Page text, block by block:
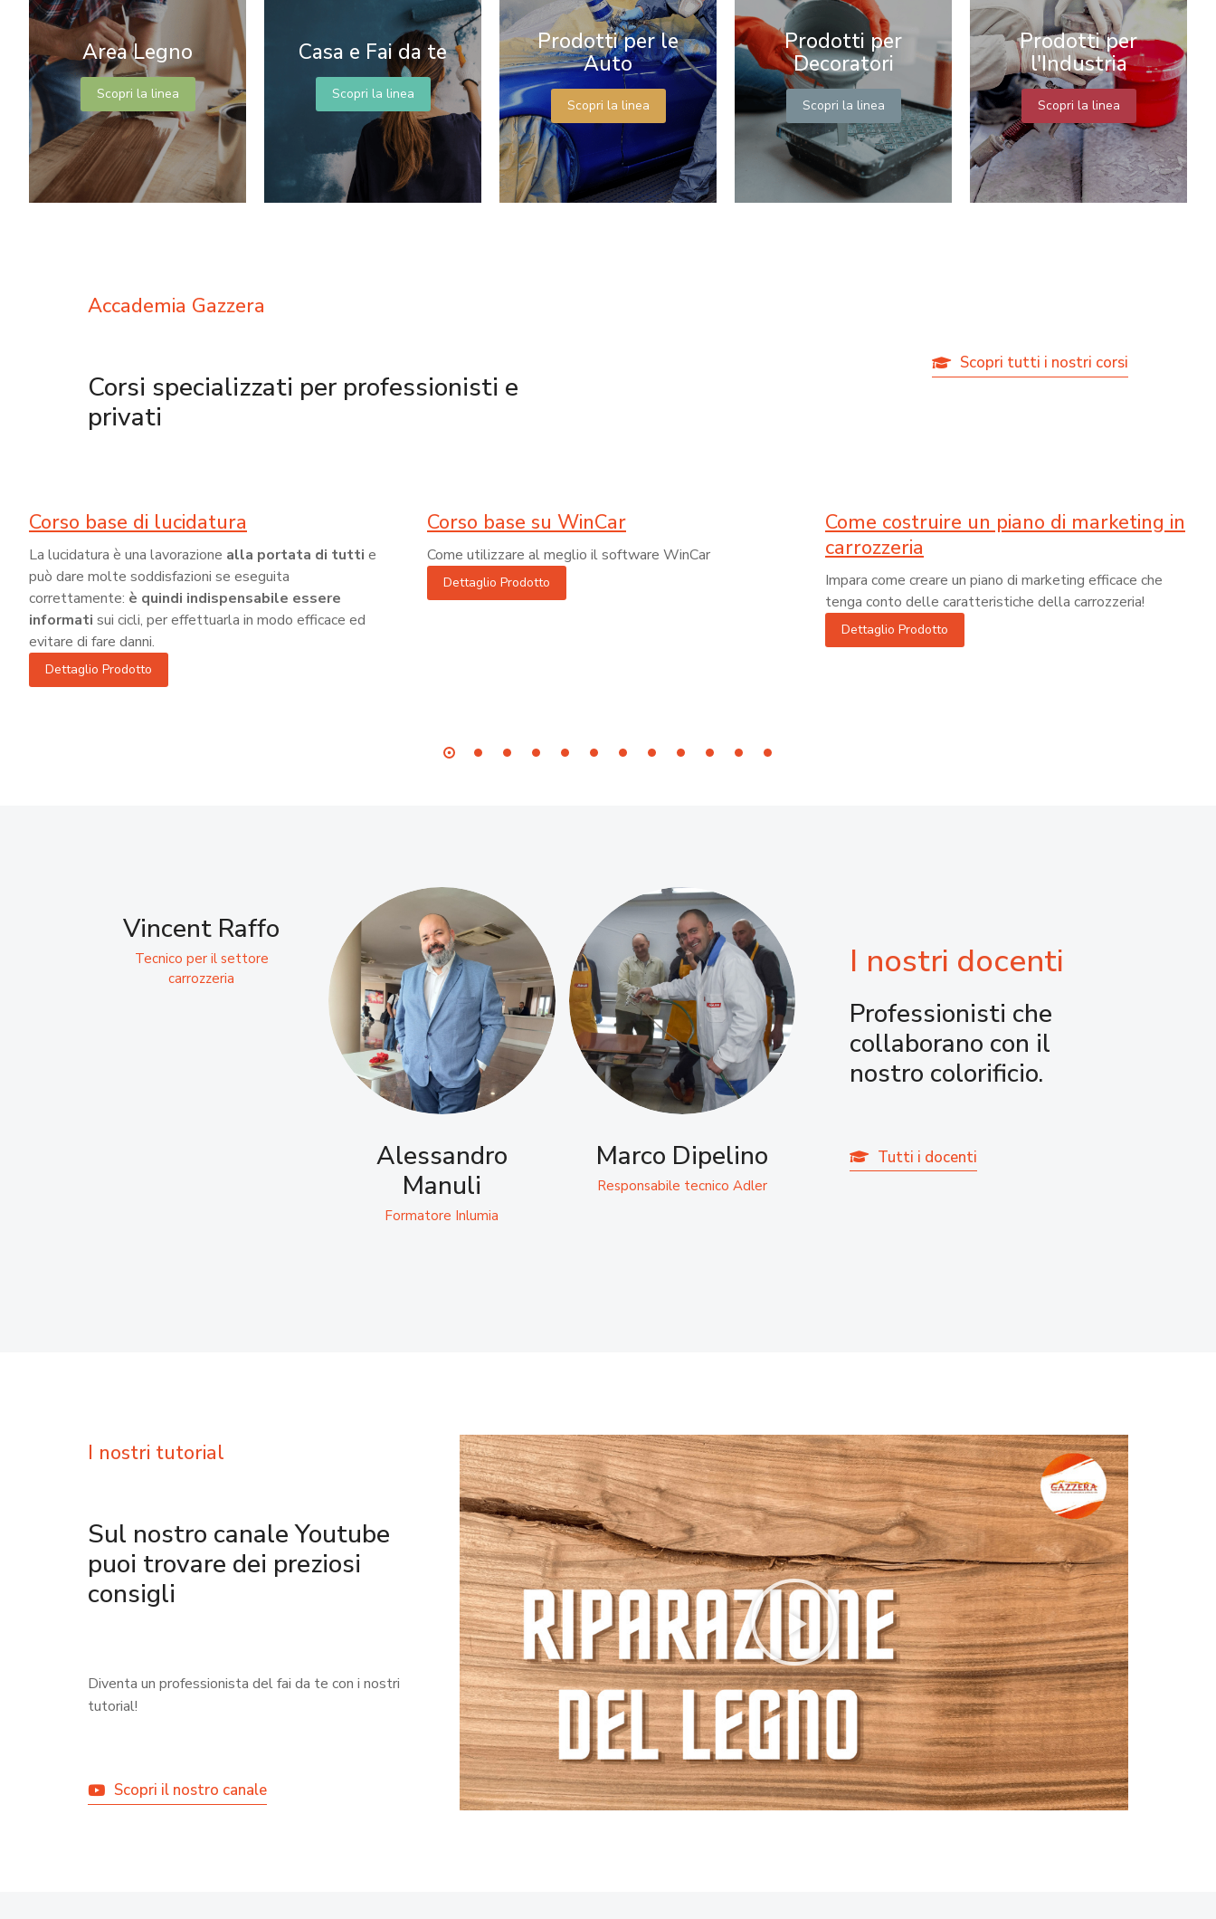
Area Legno
Scopri la linea
Casa e Fai da te
Scopri la linea
Prodotti per le
Auto
Scopri la linea
Prodotti per
Decoratori
Scopri la linea
Prodotti per
l'Industria
Scopri la linea
Accademia Gazzera
Corsi specializzati per professionisti e
privati
Scopri tutti i nostri corsi
Corso base di lucidatura
La lucidatura è una lavorazione alla portata di tutti e
può dare molte soddisfazioni se eseguita
correttamente: è quindi indispensabile essere
informati sui cicli, per effettuarla in modo efficace ed
evitare di fare danni.
Dettaglio Prodotto
Corso base su WinCar
Come utilizzare al meglio il software WinCar
Dettaglio Prodotto
Come costruire un piano di marketing in
carrozzeria
Impara come creare un piano di marketing efficace che
tenga conto delle caratteristiche della carrozzeria!
Dettaglio Prodotto
Vincent Raffo
Tecnico per il settore
carrozzeria
Alessandro
Manuli
Formatore Inlumia
Marco Dipelino
Responsabile tecnico Adler
I nostri docenti
Professionisti che
collaborano con il
nostro colorificio.
Tutti i docenti
I nostri tutorial
Sul nostro canale Youtube
puoi trovare dei preziosi
consigli
Diventa un professionista del fai da te con i nostri
tutorial!
Scopri il nostro canale